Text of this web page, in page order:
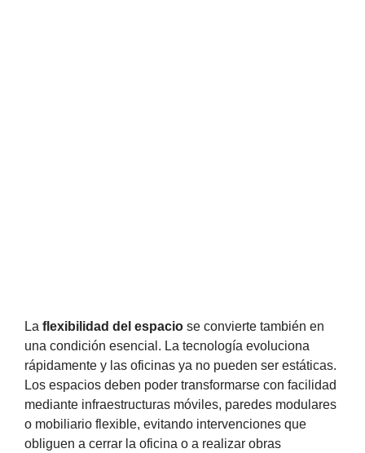
La flexibilidad del espacio se convierte también en
una condición esencial. La tecnología evoluciona
rápidamente y las oficinas ya no pueden ser estáticas.
Los espacios deben poder transformarse con facilidad
mediante infraestructuras móviles, paredes modulares
o mobiliario flexible, evitando intervenciones que
obliguen a cerrar la oficina o a realizar obras